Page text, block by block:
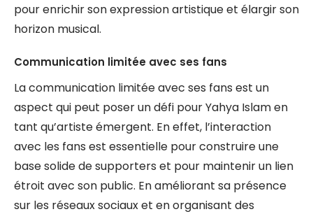
pour enrichir son expression artistique et élargir son
horizon musical.
Communication limitée avec ses fans
La communication limitée avec ses fans est un
aspect qui peut poser un défi pour Yahya Islam en
tant qu’artiste émergent. En effet, l’interaction
avec les fans est essentielle pour construire une
base solide de supporters et pour maintenir un lien
étroit avec son public. En améliorant sa présence
sur les réseaux sociaux et en organisant des